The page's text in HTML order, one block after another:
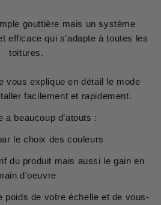
gouttière mais un système
efficace qui s’adapte à toutes les
toitures.
vous explique en détail le mode
facilement et rapidement.
a beaucoup d’atouts :
le choix des couleurs
du produit mais aussi le gain en
d’oeuvre
poids de votre échelle et de vous-